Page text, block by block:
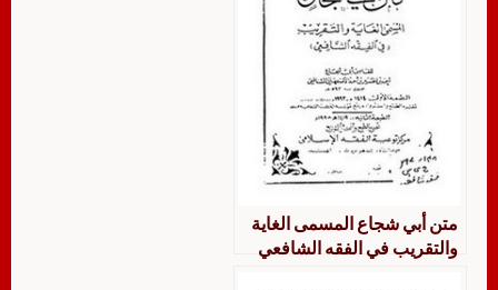
متن أبي شجاع المسمى الغاية
والتقريب في الفقه الشافعي